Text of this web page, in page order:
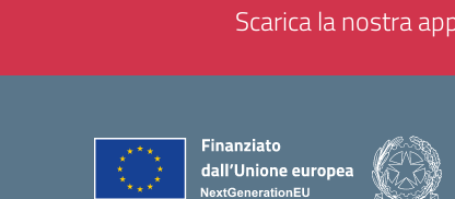
Scarica la nostra